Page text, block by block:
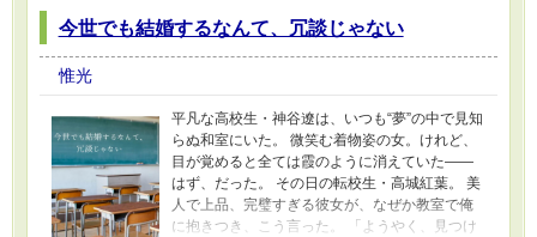
今世でも結婚するなんて、冗談じゃない
惟光
平凡な高校生・神谷遼は、いつも“夢”の中で見知
らぬ和室にいた。 微笑む着物姿の女。けれど、
目が覚めると全ては霞のように消えていた――
はず、だった。 その日の転校生・高城紅葉。 美
人で上品、完璧すぎる彼女が、なぜか教室で俺
に抱きつき、こう言った。 「ようやく、見つけ